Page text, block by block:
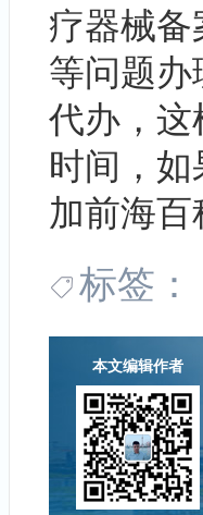
疗器械备
等问题
代办，这
时间，
加前海
标签：
本文编辑作者